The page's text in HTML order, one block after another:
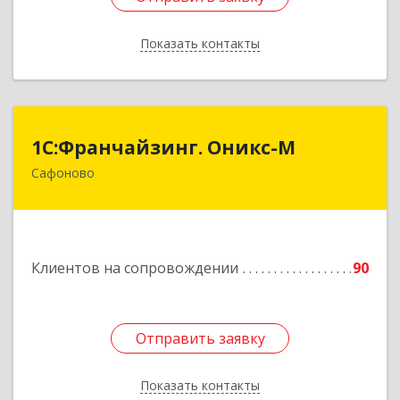
Показать контакты
Назад
1С:Франчайзинг. Оникс-М
Сафоново
Клиентов на сопровождении 90
Отправить заявку
Показать контакты
1С:Франчайзинг. Оникс-М
215500, Смоленская обл, Сафоновский р-н,
Отправить заявку
Назад